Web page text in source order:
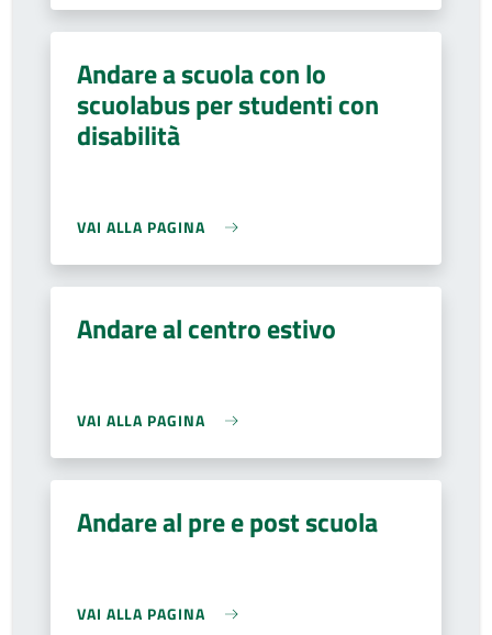
Andare a scuola con lo
scuolabus per studenti con
disabilità
VAI ALLA PAGINA
Andare al centro estivo
VAI ALLA PAGINA
Andare al pre e post scuola
VAI ALLA PAGINA